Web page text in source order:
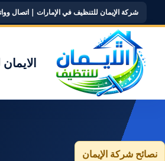
شركة الإيمان للتنظيف في الإمارات | اتصال وواتساب
نصائح شركة الإيمان